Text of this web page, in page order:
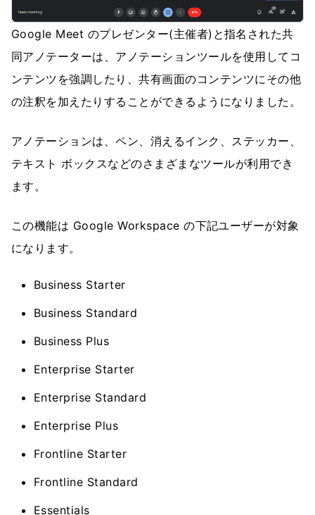
Google Meet のプレゼンター(主催者)と指名された共
同アノテーターは、アノテーションツールを使用してコ
ンテンツを強調したり、共有画面のコンテンツにその他
の注釈を加えたりすることができるようになりました。
アノテーションは、ペン、消えるインク、ステッカー、
テキスト ボックスなどのさまざまなツールが利用でき
ます。
この機能は Google Workspace の下記ユーザーが対象
になります。
Business Starter
Business Standard
Business Plus
Enterprise Starter
Enterprise Standard
Enterprise Plus
Frontline Starter
Frontline Standard
Essentials